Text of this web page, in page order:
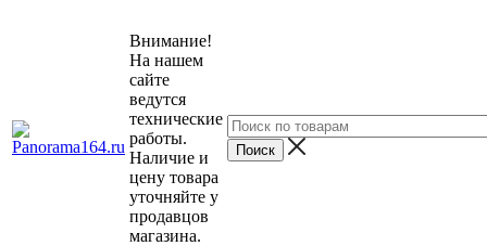
Внимание!
На нашем
сайте
ведутся
технические
работы.
Наличие и
цену товара
уточняйте у
продавцов
магазина.